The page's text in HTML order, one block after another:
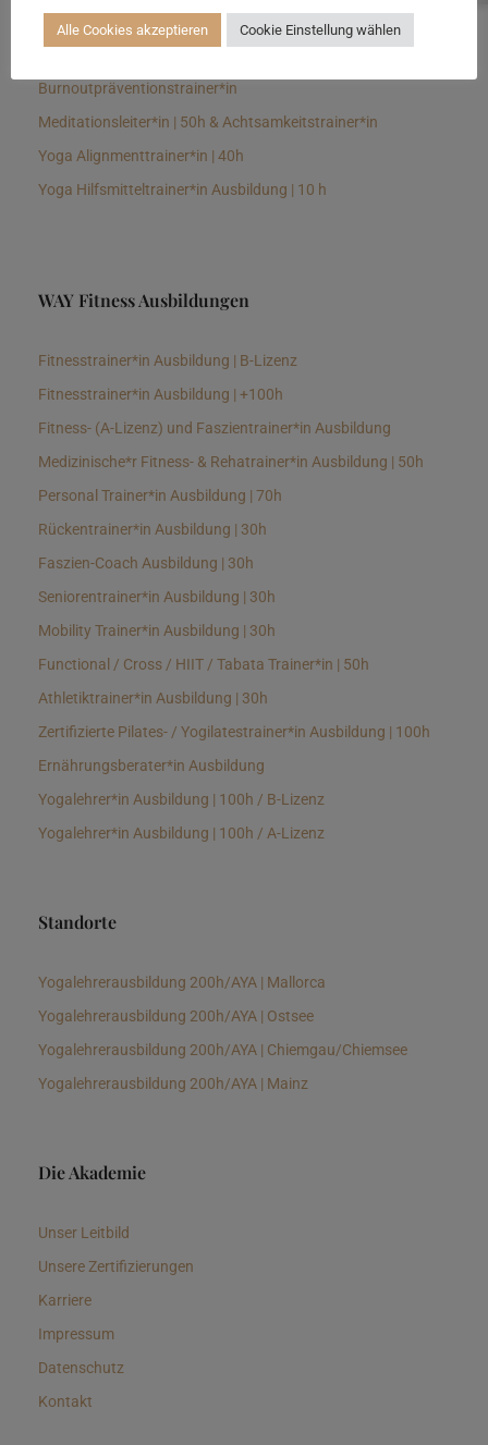
Longevitytrainer*in
Burnoutpräventionstrainer*in
Meditationsleiter*in | 50h & Achtsamkeitstrainer*in
Yoga Alignmenttrainer*in | 40h
Yoga Hilfsmitteltrainer*in Ausbildung | 10 h
WAY Fitness Ausbildungen
Fitnesstrainer*in Ausbildung | B-Lizenz
Fitnesstrainer*in Ausbildung | +100h
Fitness- (A-Lizenz) und Faszientrainer*in Ausbildung
Medizinische*r Fitness- & Rehatrainer*in Ausbildung | 50h
Personal Trainer*in Ausbildung | 70h
Rückentrainer*in Ausbildung | 30h
Faszien-Coach Ausbildung | 30h
Seniorentrainer*in Ausbildung | 30h
Mobility Trainer*in Ausbildung | 30h
Functional / Cross / HIIT / Tabata Trainer*in | 50h
Athletiktrainer*in Ausbildung | 30h
Zertifizierte Pilates- / Yogilatestrainer*in Ausbildung | 100h
Ernährungsberater*in Ausbildung
Yogalehrer*in Ausbildung | 100h / B-Lizenz
Yogalehrer*in Ausbildung | 100h / A-Lizenz
Standorte
Yogalehrerausbildung 200h/AYA | Mallorca
Yogalehrerausbildung 200h/AYA | Ostsee
Yogalehrerausbildung 200h/AYA | Chiemgau/Chiemsee
Yogalehrerausbildung 200h/AYA | Mainz
Die Akademie
Unser Leitbild
Unsere Zertifizierungen
Karriere
Impressum
Datenschutz
Kontakt
Alle Cookies akzeptieren Cookie Einstellung wählen